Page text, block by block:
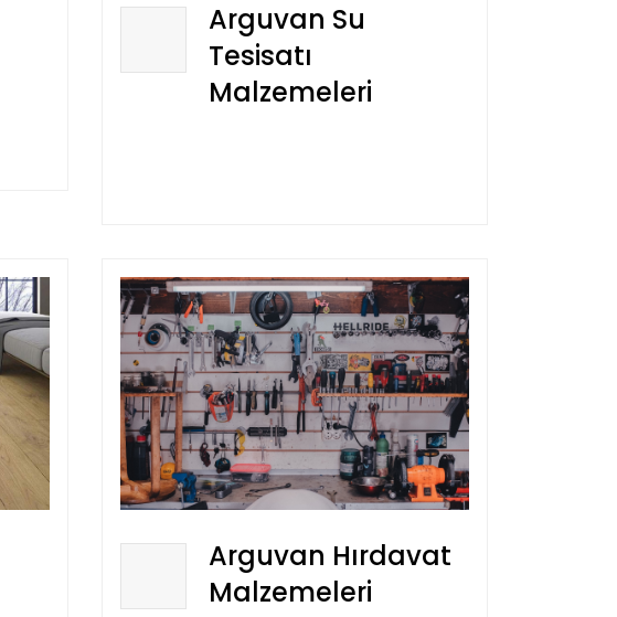
Arguvan Su
Tesisatı
Malzemeleri
Arguvan Hırdavat
Malzemeleri